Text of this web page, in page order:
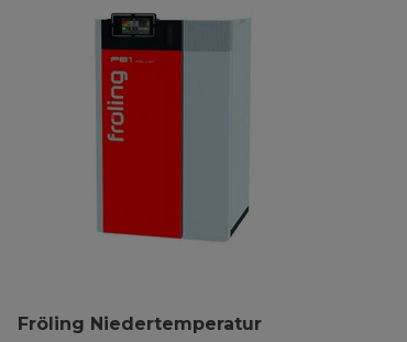
Fröling Niedertemperatur